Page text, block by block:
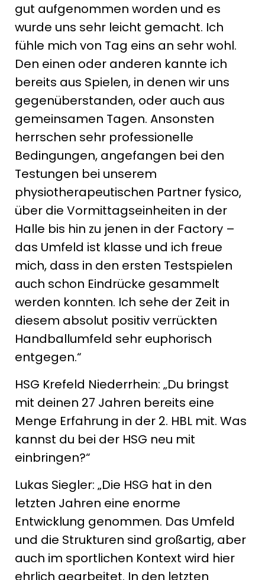
gut aufgenommen worden und es
wurde uns sehr leicht gemacht. Ich
fühle mich von Tag eins an sehr wohl.
Den einen oder anderen kannte ich
bereits aus Spielen, in denen wir uns
gegenüberstanden, oder auch aus
gemeinsamen Tagen. Ansonsten
herrschen sehr professionelle
Bedingungen, angefangen bei den
Testungen bei unserem
physiotherapeutischen Partner fysico,
über die Vormittagseinheiten in der
Halle bis hin zu jenen in der Factory –
das Umfeld ist klasse und ich freue
mich, dass in den ersten Testspielen
auch schon Eindrücke gesammelt
werden konnten. Ich sehe der Zeit in
diesem absolut positiv verrückten
Handballumfeld sehr euphorisch
entgegen.“
HSG Krefeld Niederrhein: „Du bringst
mit deinen 27 Jahren bereits eine
Menge Erfahrung in der 2. HBL mit. Was
kannst du bei der HSG neu mit
einbringen?“
Lukas Siegler: „Die HSG hat in den
letzten Jahren eine enorme
Entwicklung genommen. Das Umfeld
und die Strukturen sind großartig, aber
auch im sportlichen Kontext wird hier
ehrlich gearbeitet. In den letzten